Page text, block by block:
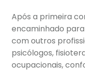
Após a primeira
encaminhado
com outros
psicólogos,
ocupacionais,